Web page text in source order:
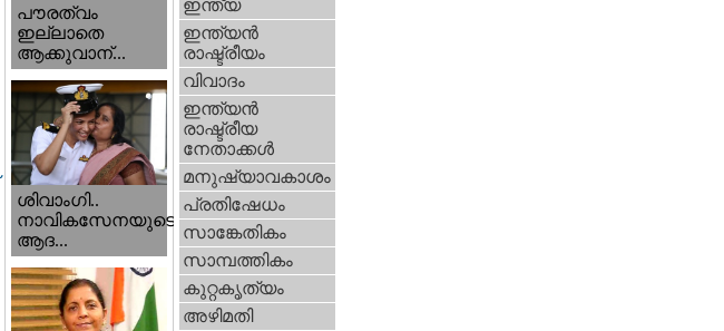
പൗരത്വം
ഇല്ലാതെ
ആക്കുവാന്...
ശിവാംഗി..
നാവികസേനയുടെ
ആദ...
ഇന്ത്യ
ഇന്ത്യന്‍
രാഷ്ട്രീയം
വിവാദം
ഇന്ത്യന്‍
രാഷ്ട്രീയ
നേതാക്കള്‍
മനുഷ്യാവകാശം
പ്രതിഷേധം
സാങ്കേതികം
സാമ്പത്തികം
കുറ്റകൃത്യം
അഴിമതി